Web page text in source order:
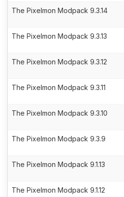
The Pixelmon Modpack 9.3.14
The Pixelmon Modpack 9.3.13
The Pixelmon Modpack 9.3.12
The Pixelmon Modpack 9.3.11
The Pixelmon Modpack 9.3.10
The Pixelmon Modpack 9.3.9
The Pixelmon Modpack 9.1.13
The Pixelmon Modpack 9.1.12